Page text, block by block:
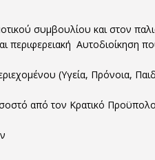
συμβουλίου και στον
περιφερειακή Αυτοδιοίκηση
(Υγεία, Πρόνοια,
από τον Κρατικό